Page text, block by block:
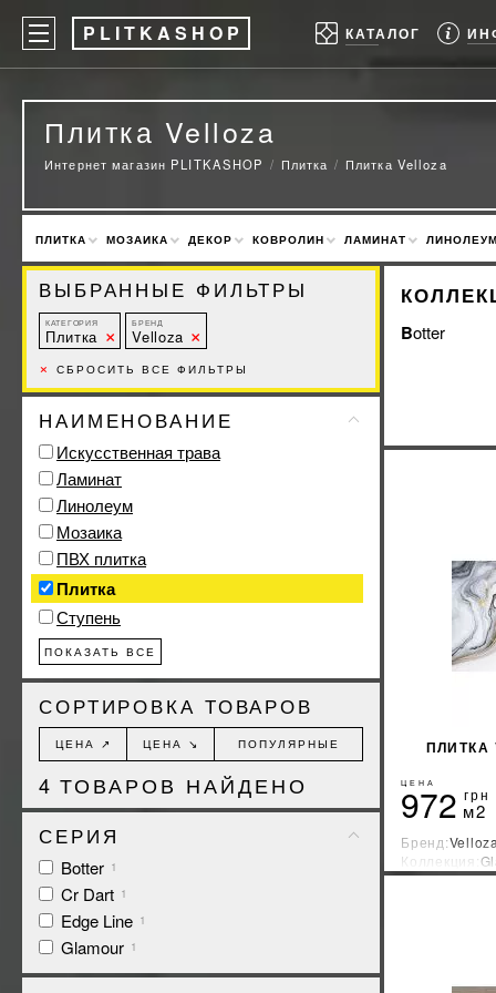
P LITKASHOP КАТАЛОГ
Плитка Velloza
Интернет магазин PLITKASHOP Плитка Плитка Velloza
ПЛИТКА МОЗАИКА ДЕКОР КОВРОЛИН ЛАМИНАТ ЛИНОЛЕУМ
Botter
ПЛИТКА
ЦЕНА
972 грн
м2
Бренд:Velloza
Коллекция:
Страна-
ВЫБРАННЫЕ ФИЛЬТРЫ
КАТЕГОРИЯ
Плитка
БРЕНД
Velloza
× СБРОСИТЬ ВСЕ ФИЛЬТРЫ
НАИМЕНОВАНИЕ
Искусственная трава
Ламинат
Линолеум
Мозаика
ПВХ плитка
Плитка
Ступень
ПОКАЗАТЬ ВСЕ
СОРТИРОВКА ТОВАРОВ
ЦЕНА ↗ ЦЕНА ↘ ПОПУЛЯРНЫЕ
4 ТОВАРОВ НАЙДЕНО
СЕРИЯ
Botter 1
Cr Dart 1
Edge Line 1
Glamour 1